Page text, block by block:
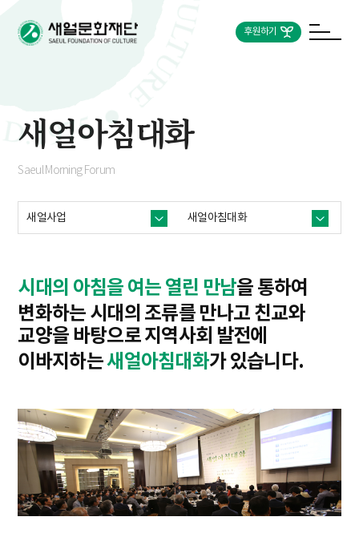
후원하기
새얼아침대화
Saeul Morning Forum
새얼사업 새얼아침대화
시대의 아침을 여는 열린 만남을 통하여
변화하는 시대의 조류를 만나고 친교와
교양을 바탕으로지역사회 발전에
이바지하는새얼아침대화가 있습니다.